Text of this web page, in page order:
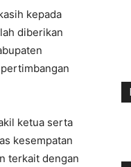
kepada
diberikan
ketua serta
kesempatan
terkait dengan